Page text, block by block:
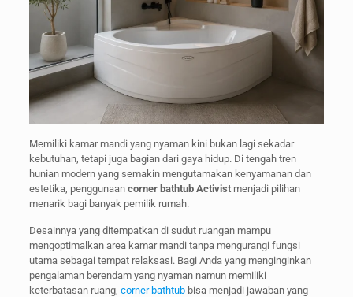
Memiliki kamar mandi yang nyaman kini bukan lagi sekadar
kebutuhan, tetapi juga bagian dari gaya hidup. Di tengah tren
hunian modern yang semakin mengutamakan kenyamanan dan
estetika, penggunaan corner bathtub Activistmenjadi pilihan
menarik bagi banyak pemilik rumah.
Desainnya yang ditempatkan di sudut ruangan mampu
mengoptimalkan area kamar mandi tanpa mengurangi fungsi
utama sebagai tempat relaksasi. Bagi Anda yang menginginkan
pengalaman berendam yang nyaman namun memiliki
keterbatasan ruang, corner bathtubbisa menjadi jawaban yang